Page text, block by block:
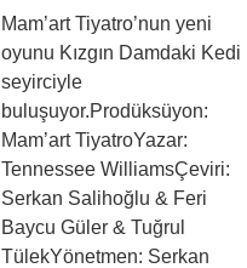
Mam’art Tiyatro’nun yeni
oyunu Kızgın Damdaki Kedi
seyirciyle
buluşuyor.Prodüksüyon:
Mam’art TiyatroYazar:
Tennessee WilliamsÇeviri:
Serkan Salihoğlu & Feri
Baycu Güler & Tuğrul
TülekYönetmen: Serkan